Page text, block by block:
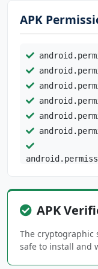
APK
LAYBACK
APK
The cryptographic
safe to install and